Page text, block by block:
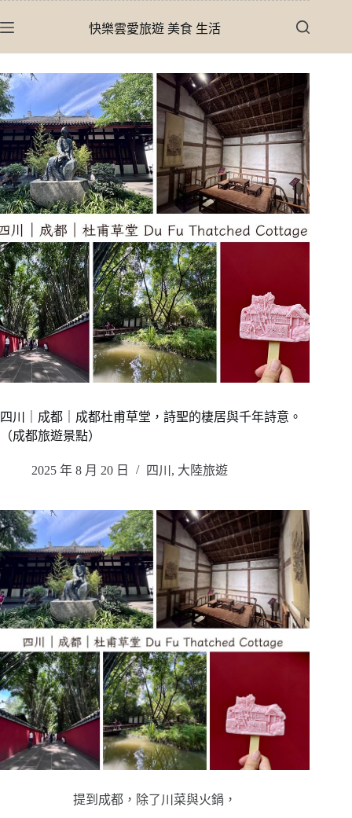
至
內
容
快樂雲愛旅遊 美食 生活
四川｜成都｜成都杜甫草堂，詩聖的棲居與千年詩意。
（成都旅遊景點）
2025 年 8 月 20 日 四川 , 大陸旅遊
提到成都，除了川菜與火鍋，